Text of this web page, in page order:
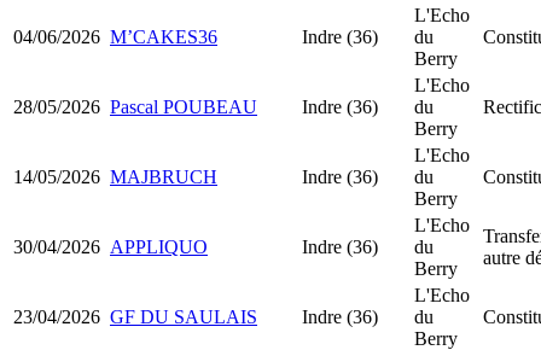
04/06/2026 M’CAKES36 Indre (36)
L'Echo
du
Berry
28/05/2026 Pascal POUBEAU Indre (36)
L'Echo
du
Berry
14/05/2026 MAJBRUCH Indre (36)
L'Echo
du
Berry
30/04/2026 APPLIQUO Indre (36)
L'Echo
du
Berry
autre
23/04/2026 GF DU SAULAIS Indre (36)
L'Echo
du
Berry